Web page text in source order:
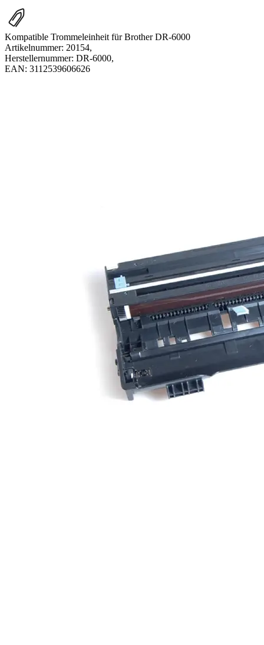
Kompatible Trommeleinheit für Brother DR-6000
Artikelnummer: 20154,
Herstellernummer: DR-6000,
EAN: 3112539606626